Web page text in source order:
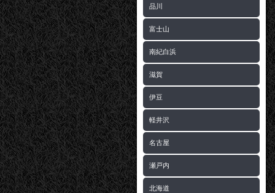
品川
富士山
南紀白浜
滋賀
伊豆
軽井沢
名古屋
瀬戸内
北海道